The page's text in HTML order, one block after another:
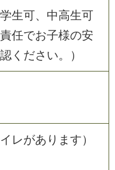
生可、中高生可
任でお子様の安
ください。）
レがあります）